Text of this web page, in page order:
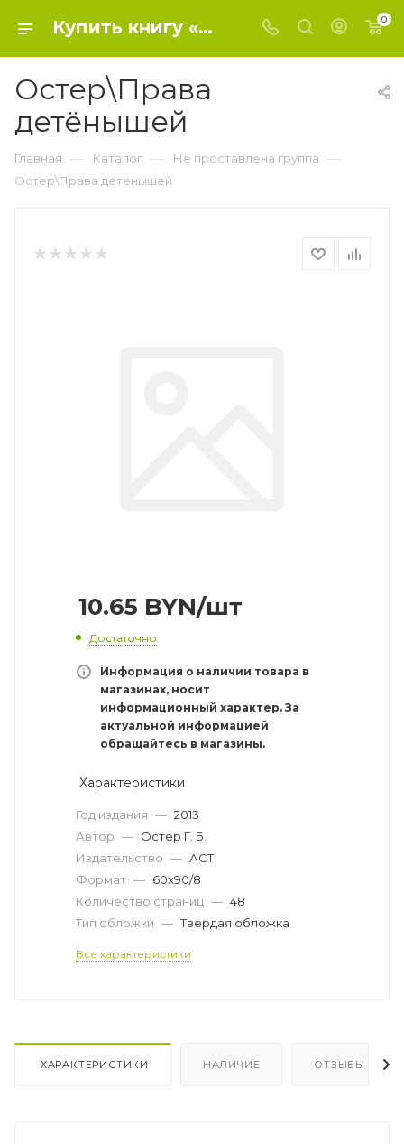
Купить книгу «Остер\Права детёнышей» 2013, Остер Г. Б. - Не проставлена группа 0
Остер\Права
детёнышей
Главная — Каталог — Не проставлена группа —
Остер\Права детёнышей
10.65 BYN/шт
Достаточно
Информация о наличии товара в
магазинах, носит
информационный характер. За
актуальной информацией
обращайтесь в магазины.
Характеристики
Год издания — 2013
Автор — Остер Г. Б.
Издательство — АСТ
Формат — 60x90/8
Количество страниц — 48
Тип обложки — Твердая обложка
Все характеристики
ХАРАКТЕРИСТИКИ НАЛИЧИЕ ОТЗЫВЫ